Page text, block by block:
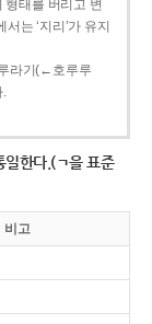
태를 버리고 변
는 ‘지리’가 유지
라기(←호루루
.
일한다.(ㄱ을 표준
비고